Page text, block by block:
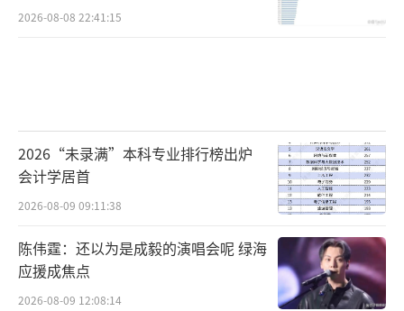
2026-08-08 22:41:15
2026“未录满”本科专业排行榜出炉
会计学居首
2026-08-09 09:11:38
陈伟霆：还以为是成毅的演唱会呢 绿海
应援成焦点
2026-08-09 12:08:14